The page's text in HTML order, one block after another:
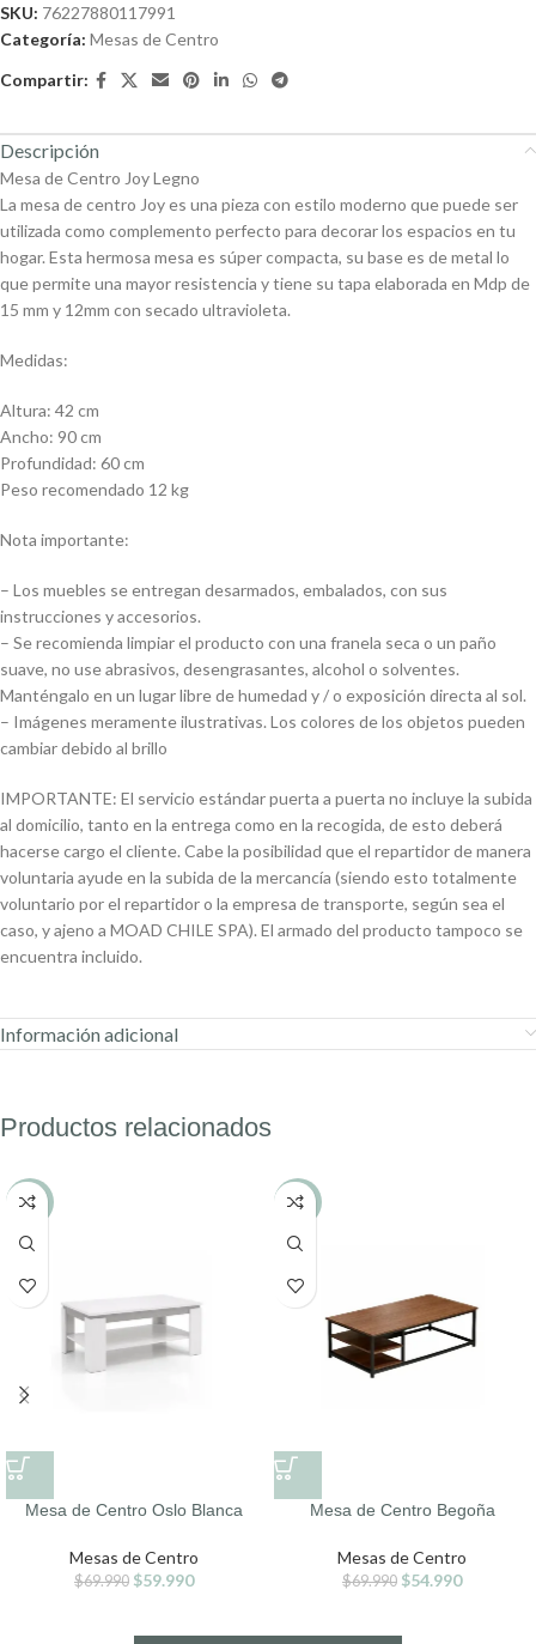
SKU: 76227880117991
Categoría: Mesas de Centro
Compartir:
Descripción
Mesa de Centro Joy Legno
La mesa de centro Joy es una pieza con estilo moderno que puede ser
utilizada como complemento perfecto para decorar los espacios en tu
hogar. Esta hermosa mesa es súper compacta, su base es de metal lo
que permite una mayor resistencia y tiene su tapa elaborada en Mdp de
15 mm y 12mm con secado ultravioleta.
Medidas:
Altura: 42 cm
Ancho: 90 cm
Profundidad: 60 cm
Peso recomendado 12 kg
Nota importante:
– Los muebles se entregan desarmados, embalados, con sus
instrucciones y accesorios.
– Se recomienda limpiar el producto con una franela seca o un paño
suave, no use abrasivos, desengrasantes, alcohol o solventes.
Manténgalo en un lugar libre de humedad y / o exposición directa al sol.
– Imágenes meramente ilustrativas. Los colores de los objetos pueden
cambiar debido al brillo
IMPORTANTE: El servicio estándar puerta a puerta no incluye la subida
al domicilio, tanto en la entrega como en la recogida, de esto deberá
hacerse cargo el cliente. Cabe la posibilidad que el repartidor de manera
voluntaria ayude en la subida de la mercancía (siendo esto totalmente
voluntario por el repartidor o la empresa de transporte, según sea el
caso, y ajeno a MOAD CHILE SPA). El armado del producto tampoco se
encuentra incluido.
Información adicional
Productos relacionados
-14%
Mesa de Centro Oslo Blanca
Mesas de Centro
$69.990 $59.990
-21%
Mesa de Centro Begoña
Mesas de Centro
$69.990 $54.990